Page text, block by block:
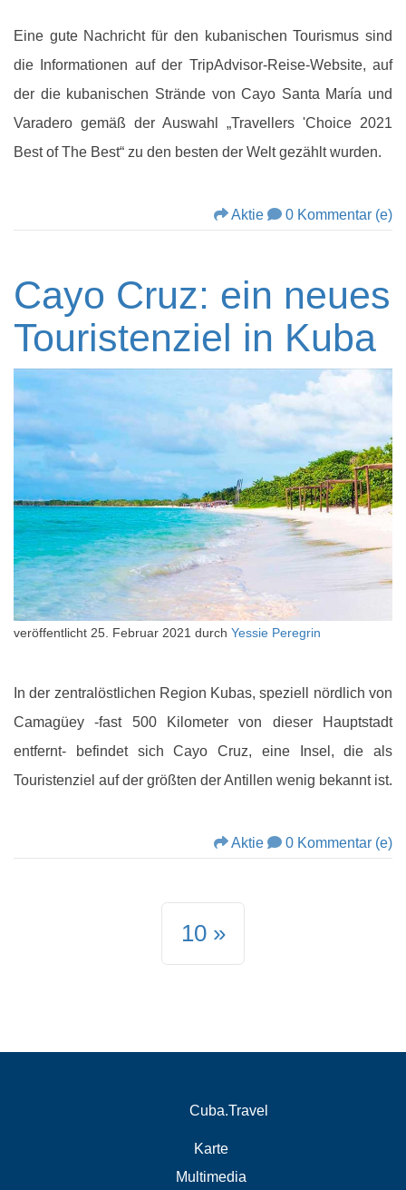
Eine gute Nachricht für den kubanischen Tourismus sind
die Informationen auf der TripAdvisor-Reise-Website, auf
der die kubanischen Strände von Cayo Santa María und
Varadero gemäß der Auswahl „Travellers 'Choice 2021
Best of The Best“ zu den besten der Welt gezählt wurden.
Aktie 0 Kommentar (e)
Cayo Cruz: ein neues
Touristenziel in Kuba
veröffentlicht 25. Februar 2021 durch Yessie Peregrin
In der zentralöstlichen Region Kubas, speziell nördlich von
Camagüey -fast 500 Kilometer von dieser Hauptstadt
entfernt- befindet sich Cayo Cruz, eine Insel, die als
Touristenziel auf der größten der Antillen wenig bekannt ist.
Aktie 0 Kommentar (e)
10
Cuba.Travel
Karte
Multimedia